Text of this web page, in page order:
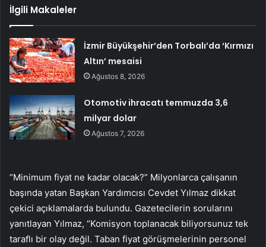
İlgili Makaleler
İzmir Büyükşehir’den Torbalı’da ‘Kırmızı
Altın’ mesaisi
Ağustos 8, 2026
Otomotiv ihracatı temmuzda 3,6
milyar dolar
Ağustos 7, 2026
“Minimum fiyat ne kadar olacak?” Milyonlarca çalışanın
başında yatan Başkan Yardımcısı Cevdet Yılmaz dikkat
çekici açıklamalarda bulundu. Gazetecilerin sorularını
yanıtlayan Yılmaz, “Komisyon toplanacak biliyorsunuz tek
taraflı bir olay değil. Taban fiyat görüşmelerinin personel